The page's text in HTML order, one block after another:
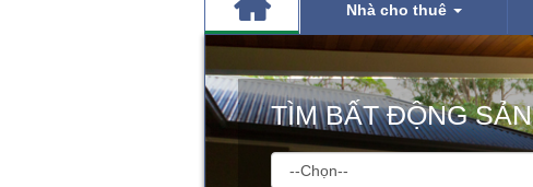
Nhà cho thuê
TÌM BẤT ĐỘNG SẢN